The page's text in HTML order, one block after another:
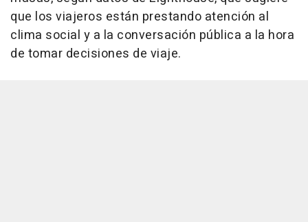
que los viajeros están prestando atención al
clima social y a la conversación pública a la hora
de tomar decisiones de viaje.